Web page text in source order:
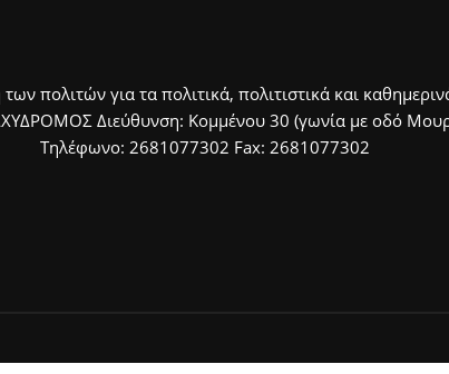
πολιτών για τα πολιτικά, πολιτιστικά και
Διεύθυνση: Κομμένου 30 (γωνία με οδό
Τηλέφωνο: 2681077302 Fax: 2681077302